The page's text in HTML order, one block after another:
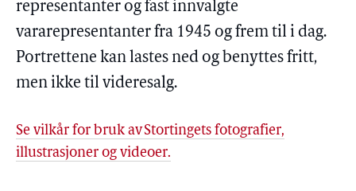
representanter og fast innvalgte
vararepresentanter fra 1945 og frem til i dag.
Portrettene kan lastes ned og benyttes fritt,
men ikke til videresalg.
Se vilkår for bruk av Stortingets fotografier,
illustrasjoner og videoer.